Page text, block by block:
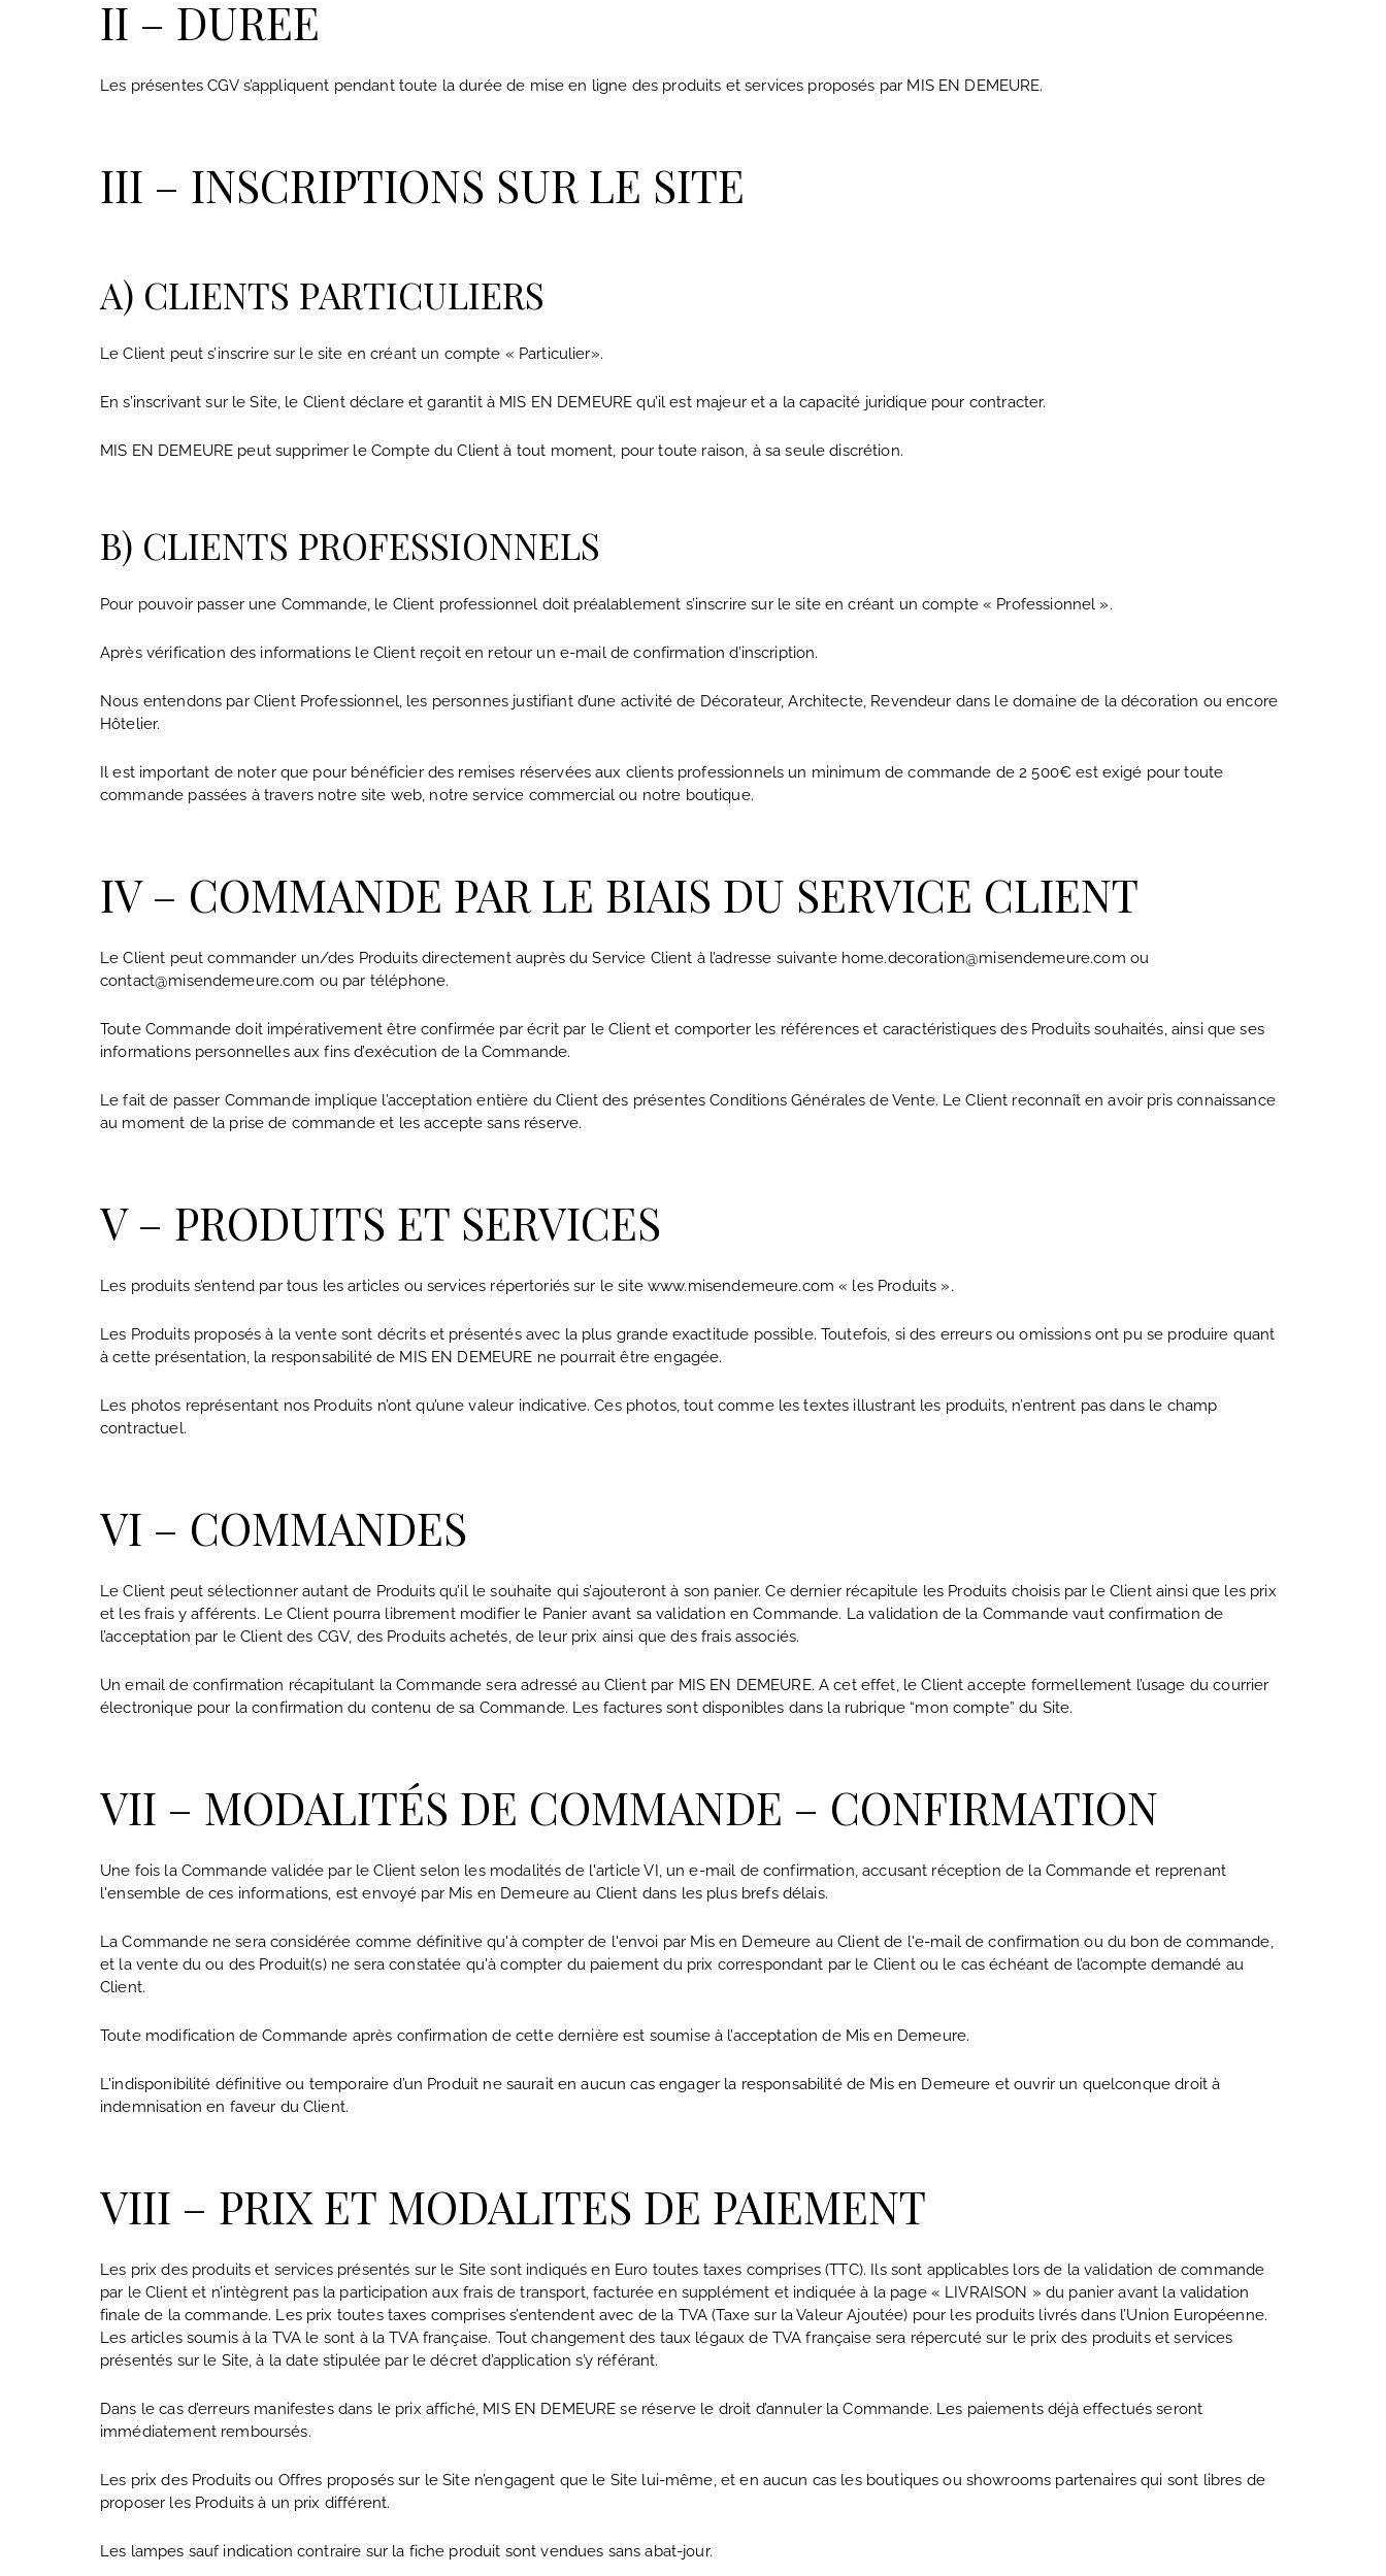
II – DUREE
Les présentes CGV s’appliquent pendant toute la durée de mise en ligne des produits et services proposés par MIS EN DEMEURE.
III – INSCRIPTIONS SUR LE SITE
A) CLIENTS PARTICULIERS
Le Client peut s’inscrire sur le site en créant un compte « Particulier».
En s’inscrivant sur le Site, le Client déclare et garantit à MIS EN DEMEURE qu’il est majeur et a la capacité juridique pour contracter.
MIS EN DEMEURE peut supprimer le Compte du Client à tout moment, pour toute raison, à sa seule discrétion.
B) CLIENTS PROFESSIONNELS
Pour pouvoir passer une Commande, le Client professionnel doit préalablement s’inscrire sur le site en créant un compte « Professionnel ».
Après vérification des informations le Client reçoit en retour un e-mail de confirmation d’inscription.
Nous entendons par Client Professionnel, les personnes justifiant d’une activité de Décorateur, Architecte, Revendeur dans le domaine de la décoration ou encore
Hôtelier.
Il est important de noter que pour bénéficier des remises réservées aux clients professionnels un minimum de commande de 2 500€ est exigé pour toute
commande passées à travers notre site web, notre service commercial ou notre boutique.
IV – COMMANDE PAR LE BIAIS DU SERVICE CLIENT
Le Client peut commander un/des Produits directement auprès du Service Client à l’adresse suivante home.decoration@misendemeure.com ou
contact@misendemeure.com ou par téléphone.
Toute Commande doit impérativement être confirmée par écrit par le Client et comporter les références et caractéristiques des Produits souhaités, ainsi que ses
informations personnelles aux fins d’exécution de la Commande.
Le fait de passer Commande implique l’acceptation entière du Client des présentes Conditions Générales de Vente. Le Client reconnaît en avoir pris connaissance
au moment de la prise de commande et les accepte sans réserve.
V – PRODUITS ET SERVICES
Les produits s’entend par tous les articles ou services répertoriés sur le site www.misendemeure.com « les Produits ».
Les Produits proposés à la vente sont décrits et présentés avec la plus grande exactitude possible. Toutefois, si des erreurs ou omissions ont pu se produire quant
à cette présentation, la responsabilité de MIS EN DEMEURE ne pourrait être engagée.
Les photos représentant nos Produits n’ont qu’une valeur indicative. Ces photos, tout comme les textes illustrant les produits, n’entrent pas dans le champ
contractuel.
VI – COMMANDES
Le Client peut sélectionner autant de Produits qu’il le souhaite qui s’ajouteront à son panier. Ce dernier récapitule les Produits choisis par le Client ainsi que les prix
et les frais y afférents. Le Client pourra librement modifier le Panier avant sa validation en Commande. La validation de la Commande vaut confirmation de
l’acceptation par le Client des CGV, des Produits achetés, de leur prix ainsi que des frais associés.
Un email de confirmation récapitulant la Commande sera adressé au Client par MIS EN DEMEURE. A cet effet, le Client accepte formellement l’usage du courrier
électronique pour la confirmation du contenu de sa Commande. Les factures sont disponibles dans la rubrique “mon compte” du Site.
VII – MODALITÉS DE COMMANDE – CONFIRMATION
Une fois la Commande validée par le Client selon les modalités de l'article VI, un e-mail de confirmation, accusant réception de la Commande et reprenant
l'ensemble de ces informations, est envoyé par Mis en Demeure au Client dans les plus brefs délais.
La Commande ne sera considérée comme définitive qu'à compter de l'envoi par Mis en Demeure au Client de l'e-mail de confirmation ou du bon de commande,
et la vente du ou des Produit(s) ne sera constatée qu'à compter du paiement du prix correspondant par le Client ou le cas échéant de l’acompte demandé au
Client.
Toute modification de Commande après confirmation de cette dernière est soumise à l’acceptation de Mis en Demeure.
L'indisponibilité définitive ou temporaire d’un Produit ne saurait en aucun cas engager la responsabilité de Mis en Demeure et ouvrir un quelconque droit à
indemnisation en faveur du Client.
VIII – PRIX ET MODALITES DE PAIEMENT
Les prix des produits et services présentés sur le Site sont indiqués en Euro toutes taxes comprises (TTC). Ils sont applicables lors de la validation de commande
par le Client et n’intègrent pas la participation aux frais de transport, facturée en supplément et indiquée à la page « LIVRAISON » du panier avant la validation
finale de la commande. Les prix toutes taxes comprises s’entendent avec de la TVA (Taxe sur la Valeur Ajoutée) pour les produits livrés dans l’Union Européenne.
Les articles soumis à la TVA le sont à la TVA française. Tout changement des taux légaux de TVA française sera répercuté sur le prix des produits et services
présentés sur le Site, à la date stipulée par le décret d’application s’y référant.
Dans le cas d’erreurs manifestes dans le prix affiché, MIS EN DEMEURE se réserve le droit d’annuler la Commande. Les paiements déjà effectués seront
immédiatement remboursés.
Les prix des Produits ou Offres proposés sur le Site n’engagent que le Site lui-même, et en aucun cas les boutiques ou showrooms partenaires qui sont libres de
proposer les Produits à un prix différent.
Les lampes sauf indication contraire sur la fiche produit sont vendues sans abat-jour.